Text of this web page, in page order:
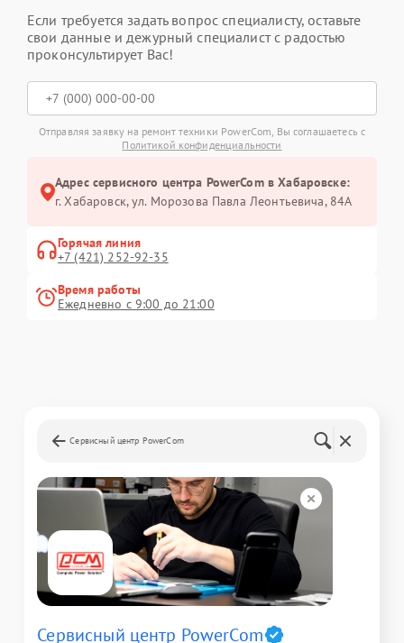
Если требуется задать вопрос специалисту, оставьте
свои данные и дежурный специалист с радостью
проконсультирует Вас!
Отправляя заявку на ремонт техники PowerCom, Вы соглашаетесь с
Политикой конфиденциальности
Адрес сервисного центра PowerCom в Хабаровске:
г. Хабаровск, ул. Морозова Павла Леонтьевича, 84А
Горячая линия
+7 (421) 252-92-35
Время работы
Ежедневно с 9:00 до 21:00
Сервисный центр PowerCom
Сервисный центр PowerCom